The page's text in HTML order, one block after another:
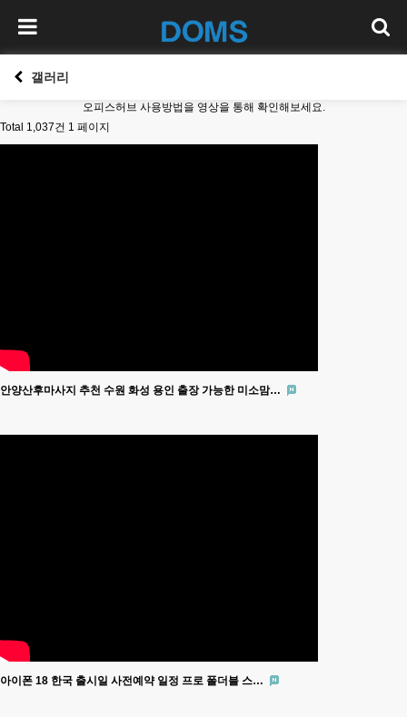
갤러리
오피스허브 사용방법을 영상을 통해 확인해보세요.
Total 1,037건 1 페이지
안양산후마사지 추천 수원 화성 용인 출장 가능한 미소맘…
아이폰 18 한국 출시일 사전예약 일정 프로 폴더블 스…